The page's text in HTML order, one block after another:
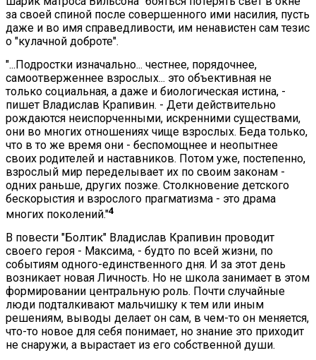
за своей спиной после совершенного ими насилия, пусть
даже и во имя справедливости, им ненавистен сам тезис
о "кулачной доброте".
"...Подростки изначально... честнее, порядочнее,
самоотверженнее взрослых... это объективная не
только социальная, а даже и биологическая истина, -
пишет Владислав Крапивин. - Дети действительно
рождаются неиспорченными, искренними существами,
они во многих отношениях чище взрослых. Беда только,
что в то же время они - беспомощнее и неопытнее
своих родителей и наставников. Потом уже, постепенно,
взрослый мир переделывает их по своим законам -
одних раньше, других позже. Столкновение детского
бескорыстия и взрослого прагматизма - это драма
многих поколений."4
В повести "Болтик" Владислав Крапивин проводит
своего героя - Максима, - будто по всей жизни, по
событиям одного-единственного дня. И за этот день
возникает новая Личность. Но не школа занимает в этом
формировании центральную роль. Почти случайные
люди подталкивают мальчишку к тем или иным
решениям, выводы делает он сам, в чем-то он меняется,
что-то новое для себя понимает, но знание это приходит
не снаружи, а вырастает из его собственной души.